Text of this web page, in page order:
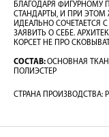
БЛАГОДАРЯ ФИГУРНОМУ
СТАНДАРТЫ, И ПРИ
ИДЕАЛЬНО СОЧЕТАЕТСЯ
ЗАЯВИТЬ О СЕБЕ.
КОРСЕТ НЕ ПРО
СОСТАВ:ОСНОВНАЯ
ПОЛИЭСТЕР
СТРАНА ПРОИЗВОДСТВА: